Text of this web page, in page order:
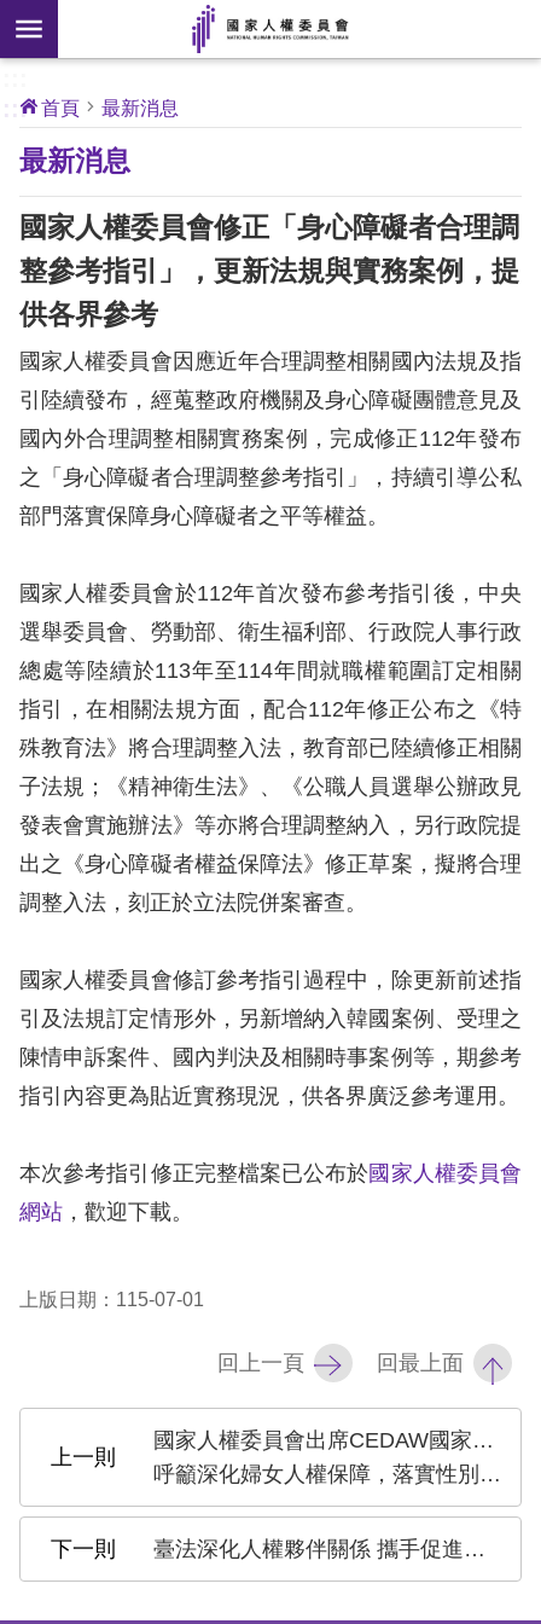
前往主要內容區塊
搜
尋
開
新
]
核
心
人
權
公
約
關
於
本
會
最
新
消
權
業
務
核
人
權
公
陳
情
申
訴
人
權
資
快
鍵
請
:::
首頁 最新消息
最新消息
國家人權委員會修正「身心障礙者合理調
整參考指引」，更新法規與實務案例，提
供各界參考
國家人權委員會因應近年合理調整相關國內法規及指
引陸續發布，經蒐整政府機關及身心障礙團體意見及
國內外合理調整相關實務案例，完成修正112年發布
之「身心障礙者合理調整參考指引」，持續引導公私
部門落實保障身心障礙者之平等權益。
國家人權委員會於112年首次發布參考指引後，中央
選舉委員會、勞動部、衛生福利部、行政院人事行政
總處等陸續於113年至114年間就職權範圍訂定相關
指引，在相關法規方面，配合112年修正公布之《特
殊教育法》將合理調整入法，教育部已陸續修正相關
子法規；《精神衛生法》、《公職人員選舉公辦政見
發表會實施辦法》等亦將合理調整納入，另行政院提
出之《身心障礙者權益保障法》修正草案，擬將合理
調整入法，刻正於立法院併案審查。
國家人權委員會修訂參考指引過程中，除更新前述指
引及法規訂定情形外，另新增納入韓國案例、受理之
陳情申訴案件、國內判決及相關時事案例等，期參考
指引內容更為貼近實務現況，供各界廣泛參考運用。
本次參考指引修正完整檔案已公布於國家人權委員會
網站 ，歡迎下載。
上版日期：115-07-01
回上一頁 回最上面
國家人權委員會出席CEDAW國家報告國際審查會議
呼籲深化婦女人權保障，落實性別平權
臺法深化人權夥伴關係 攜手促進民主韌性與人權保障